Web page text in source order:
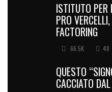
ISTITUTO PER
PRO
FACTORING
66.5K 48
QUESTO
CACCIATO